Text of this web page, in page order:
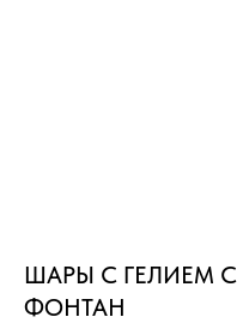
ШАРЫ С ГЕЛИЕМ
ФОНТАН